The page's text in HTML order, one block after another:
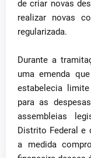
de criar novas
realizar novas
regularizada.
Durante a
uma emenda
estabelecia
para as
assembleias
Distrito Federal e
a medida